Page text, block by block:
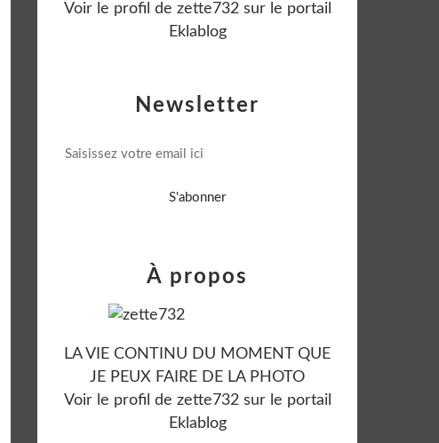
Newsletter
Voir le profil de zette732sur le portail
Eklablog
À propos
LA VIE CONTINU DU MOMENT QUE
JE PEUX FAIRE DE LA PHOTO
Voir le profil de zette732sur le portail
Eklablog